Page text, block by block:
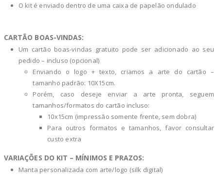
O kit é enviado dentro de uma caixa de papelão ondulado
CARTÃO BOAS-VINDAS:
Um cartão boas-vindas gratuito pode ser adicionado ao seu
pedido – incluso (opcional)
Enviando o logo + texto, criamos a arte do cartão –
tamanho padrão: 10X15cm.
Porém, caso deseje enviar a arte pronta, seguem
tamanhos/formatos do cartão incluso:
10x15cm (impressão somente frente, sem dobra)
Para outros formatos e tamanhos, favor consultar
custo extra
VARIAÇÕES DO KIT – MÍNIMOS E PRAZOS:
Manta personalizada com arte/logo (silk digital)